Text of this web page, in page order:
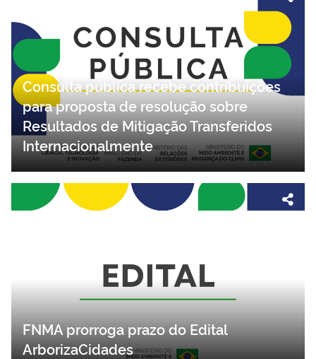
Consulta pública recebe contribuições
para proposta de resolução sobre
Resultados de Mitigação Transferidos
Internacionalmente
FNMA prorroga prazo do Edital
ArborizaCidades